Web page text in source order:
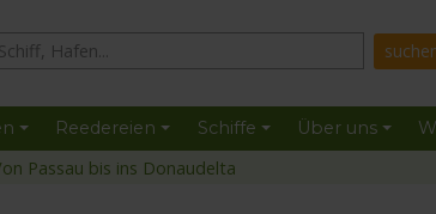
Reedereien Schiffe Über uns
Passau bis ins Donaudelta